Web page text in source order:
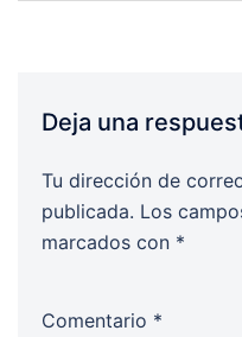
Deja una
Tu dirección de
publicada. Los
marcados con *
Comentario *